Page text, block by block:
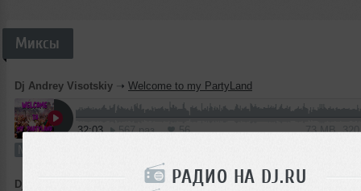
РАДИО НА DJ.RU
Миксы
Dj Andrey Visotskiy ➝ Welcome to my PartyLand
32:03 567 раз 56 73 MB,
Микс
Dj Andrey Visotskiy Live set 7.09.2023